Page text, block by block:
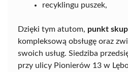
recyklingu puszek,
Dzięki tym atutom, punkt
kompleksową obsługę oraz
swoich usług. Siedziba
przy ulicy Pionierów 13 w